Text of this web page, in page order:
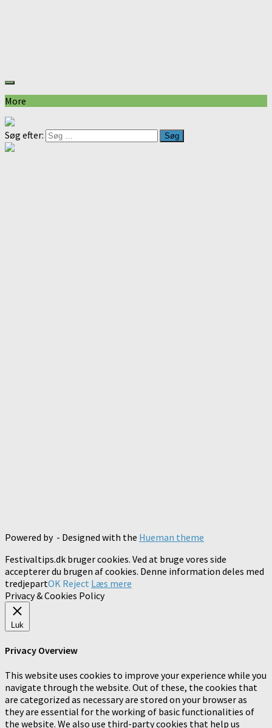
More
Søg efter:
Powered by - Designed with the Hueman theme
Festivaltips.dk bruger cookies. Ved at bruge vores side
accepterer du brugen af cookies. Denne information deles med
tredjepartOK Reject Læs mere
Privacy & Cookies Policy
Luk
Privacy Overview
This website uses cookies to improve your experience while you
navigate through the website. Out of these, the cookies that
are categorized as necessary are stored on your browser as
they are essential for the working of basic functionalities of
the website. We also use third-party cookies that help us